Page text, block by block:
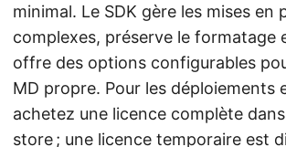
minimal. Le SDK gère les mises en
complexes, préserve le formatage
offre des options configurables
MD propre. Pour les déploiements
achetez une licence complète dans
store ; une licence temporaire est